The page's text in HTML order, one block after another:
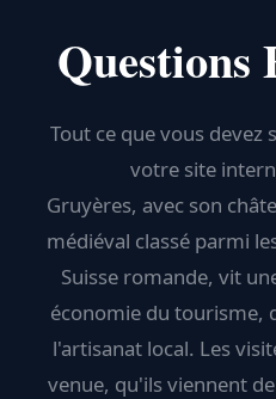
Questions
Tout ce que vous devez
votre site
Gruyères, avec son
médiéval classé parmi
Suisse romande, vit
économie du tourisme,
l'artisanat local. Les
venue, qu'ils viennent